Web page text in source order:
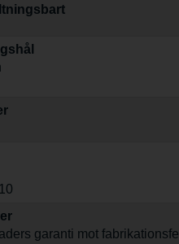
garanti mot fabrikationsfel